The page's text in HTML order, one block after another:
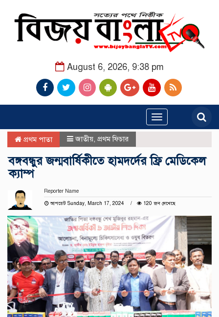
August 6, 2026, 9:38 pm
Toggle
navigation
প্রথম পাতা জাতীয় প্রথম ফিচার
বঙ্গবন্ধুর জন্মবার্ষিকীতে হামদর্দের ফ্রি মেডিকেল
ক্যাম্প
Reporter Name
আপডেট Sunday, March 17, 2024
120 জন দেখেছে